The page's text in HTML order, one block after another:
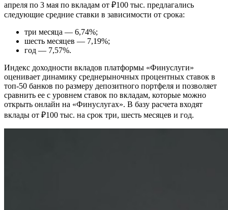
апреля по 3 мая по вкладам от ₽100 тыс. предлагались
следующие средние ставки в зависимости от срока:
три месяца — 6,74%;
шесть месяцев — 7,19%;
год — 7,57%.
Индекс доходности вкладов платформы «Финуслуги»
оценивает динамику среднерыночных процентных ставок в
топ-50 банков по размеру депозитного портфеля и позволяет
сравнить ее с уровнем ставок по вкладам, которые можно
открыть онлайн на «Финуслугах». В базу расчета входят
вклады от ₽100 тыс. на срок три, шесть месяцев и год.